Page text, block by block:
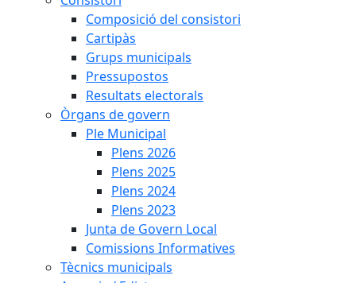
Composició del consistori
Cartipàs
Grups municipals
Pressupostos
Resultats electorals
Òrgans de govern
Ple Municipal
Plens 2026
Plens 2025
Plens 2024
Plens 2023
Junta de Govern Local
Comissions Informatives
Tècnics municipals